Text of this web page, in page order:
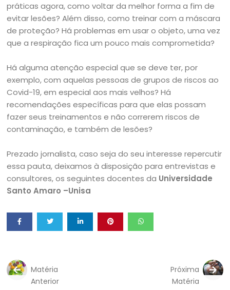
práticas agora, como voltar da melhor forma a fim de
evitar lesões? Além disso, como treinar com a máscara
de proteção? Há problemas em usar o objeto, uma vez
que a respiração fica um pouco mais comprometida?
Há alguma atenção especial que se deve ter, por
exemplo, com aquelas pessoas de grupos de riscos ao
Covid-19, em especial aos mais velhos? Há
recomendações específicas para que elas possam
fazer seus treinamentos e não correrem riscos de
contaminação, e também de lesões?
Prezado jornalista, caso seja do seu interesse repercutir
essa pauta, deixamos à disposição para entrevistas e
consultores, os seguintes docentes da Universidade
Santo Amaro –Unisa
Matéria
Anterior
Próxima
Matéria